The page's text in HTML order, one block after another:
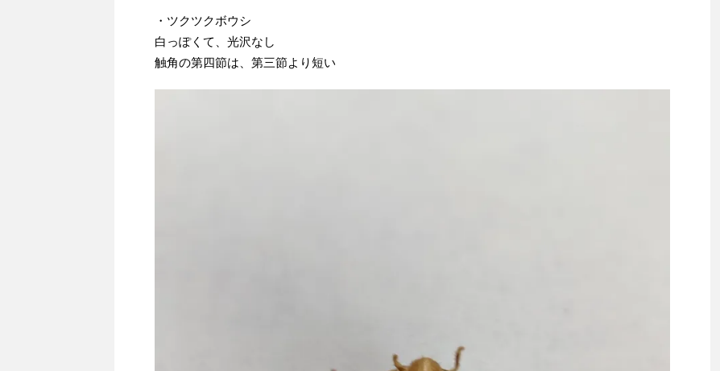
・ツクツクボウシ
白っぽくて、光沢なし
触角の第四節は、第三節より短い